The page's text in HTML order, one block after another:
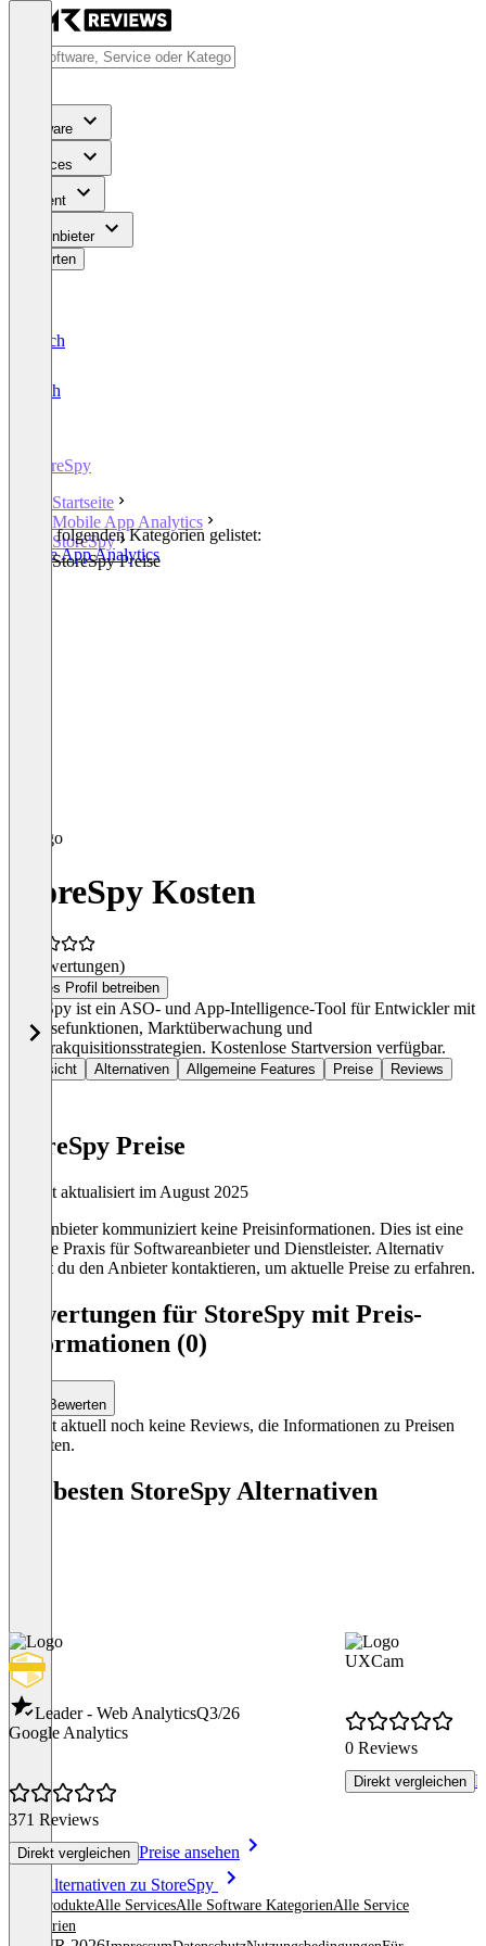
Software
Services
Content
Für Anbieter
Bewerten
Deutsch
English
StoreSpy
Startseite
Mobile App Analytics
StoreSpy
StoreSpy Preise
In den folgenden Kategorien gelistet:
Mobile App Analytics
StoreSpy Kosten
(0 Bewertungen)
Dieses Profil betreiben
StoreSpy ist ein ASO- und App-Intelligence-Tool für Entwickler mit
Analysefunktionen, Marktüberwachung und
Nutzerakquisitionsstrategien. Kostenlose Startversion verfügbar.
Übersicht Alternativen Allgemeine Features Preise Reviews
StoreSpy Preise
Zuletzt aktualisiert im August 2025
Der Anbieter kommuniziert keine Preisinformationen. Dies ist eine
übliche Praxis für Softwareanbieter und Dienstleister. Alternativ
kannst du den Anbieter kontaktieren, um aktuelle Preise zu erfahren.
Bewertungen für StoreSpy mit Preis-
Informationen (0)
Bewerten
Es gibt aktuell noch keine Reviews, die Informationen zu Preisen
enthalten.
Die besten StoreSpy Alternativen
Leader - Web AnalyticsQ3/26
Google Analytics
371 Reviews
Direkt vergleichen Preise ansehen
UXCam
0 Reviews
Direkt vergleichen
Alle Alternativen zu StoreSpy
Alle ProdukteAlle ServicesAlle Software KategorienAlle Service
Kategorien